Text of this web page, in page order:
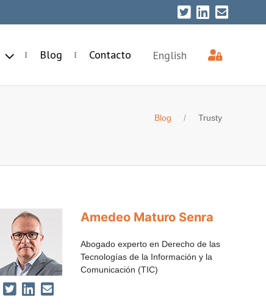
Blog Contacto English
Blog Trusty
Amedeo Maturo Senra
Abogado experto en Derecho de las
Tecnologías de la Información y la
Comunicación (TIC)